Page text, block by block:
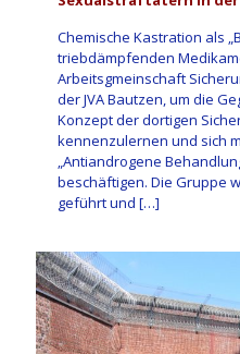
Chemische Kastration als
triebdämpfenden
Arbeitsgmeinschaft
der JVA Bautzen, um die
Konzept der dortigen
kennenzulernen und sich
„Antiandrogene
beschäftigen. Die Gruppe
geführt und […]